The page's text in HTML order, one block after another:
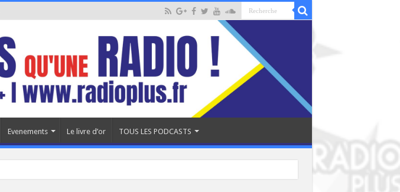
Evenements Le livre d’or TOUS LES PODCASTS